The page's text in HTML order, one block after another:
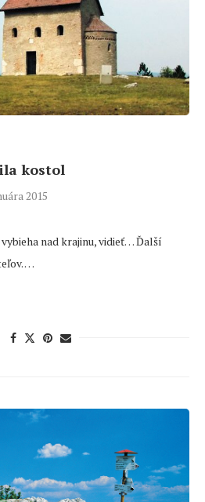
kostol
2015
nad krajinu, vidieť… Ďalší
…